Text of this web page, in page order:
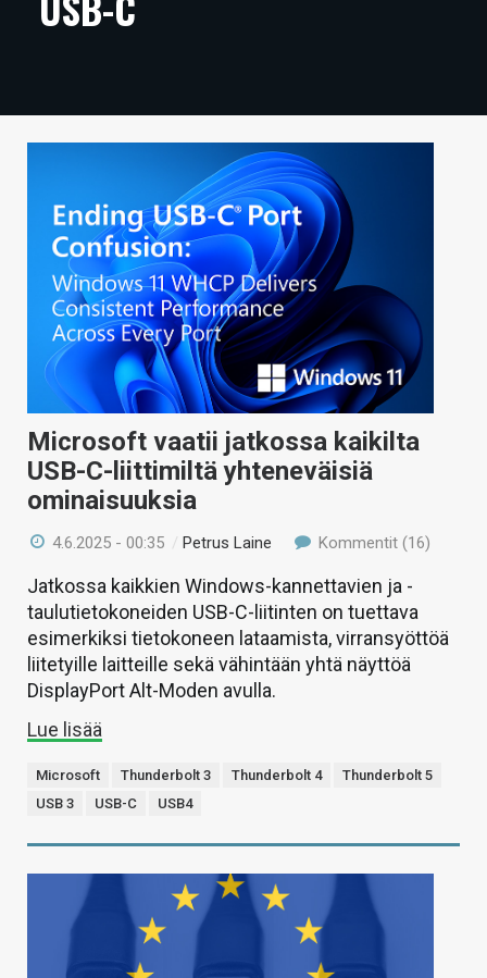
ARTIKKELIT
TECHBBS
HINTA.FI
KAUPPA
VAIHDA TEEMA
HAKU
Microsoft vaatii jatkossa kaikilta
USB-C-liittimiltä yhteneväisiä
ominaisuuksia
4.6.2025 - 00:35 / Petrus Laine Kommentit (16)
Jatkossa kaikkien Windows-kannettavien ja -
taulutietokoneiden USB-C-liitinten on tuettava
esimerkiksi tietokoneen lataamista, virransyöttöä
liitetyille laitteille sekä vähintään yhtä näyttöä
DisplayPort Alt-Moden avulla.
Lue lisää
Microsoft Thunderbolt 3 Thunderbolt 4
Thunderbolt 5
USB 3
USB-C USB4